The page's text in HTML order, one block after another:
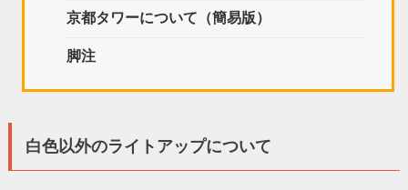
京都タワーについて（簡易版）
脚注
白色以外のライトアップについて